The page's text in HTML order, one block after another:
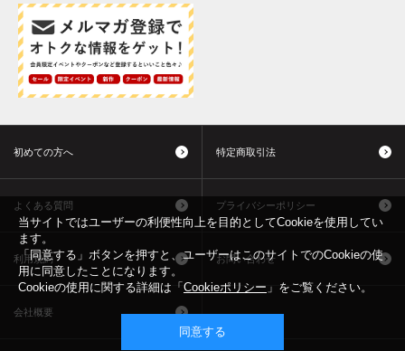
初めての方へ 特定商取引法
よくある質問 プライバシーポリシー
利用規約 お問い合わせ
会社概要
当サイトではユーザーの利便性向上を目的としてCookieを使用してい
ます。
「同意する」ボタンを押すと、ユーザーはこのサイトでのCookieの使
用に同意したことになります。
Cookieの使用に関する詳細は「 Cookieポリシー 」をご覧ください。
同意する